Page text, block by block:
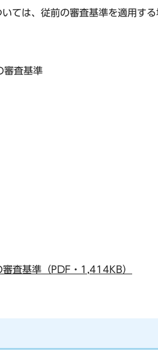
は、従前の審査基準を適用する
審査基準
審査基準（PDF・1,414KB）